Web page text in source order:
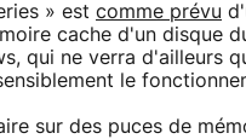
» est comme prévu
cache d'un disque
qui ne verra d'ailleurs
le
sur des puces de